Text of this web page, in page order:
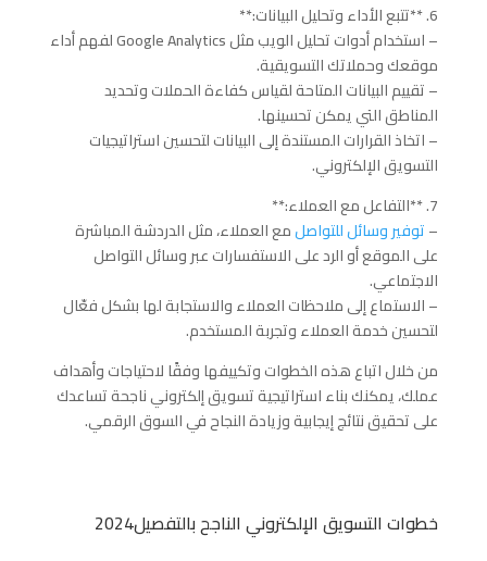
6. **تتبع الأداء وتحليل البيانات:**
– استخدام أدوات تحليل الويب مثل Google Analytics لفهم أداء
موقعك وحملاتك التسويقية.
– تقييم البيانات المتاحة لقياس كفاءة الحملات وتحديد
المناطق التي يمكن تحسينها.
– اتخاذ القرارات المستندة إلى البيانات لتحسين استراتيجيات
التسويق الإلكتروني.
7. **التفاعل مع العملاء:**
–توفير وسائل للتواصلمع العملاء، مثل الدردشة المباشرة
على الموقع أو الرد على الاستفسارات عبر وسائل التواصل
الاجتماعي.
– الاستماع إلى ملاحظات العملاء والاستجابة لها بشكل فعّال
لتحسين خدمة العملاء وتجربة المستخدم.
من خلال اتباع هذه الخطوات وتكييفها وفقًا لاحتياجات وأهداف
عملك، يمكنك بناء استراتيجية تسويق إلكتروني ناجحة تساعدك
على تحقيق نتائج إيجابية وزيادة النجاح في السوق الرقمي.
خطوات التسويق الإلكتروني الناجح بالتفصيل2024